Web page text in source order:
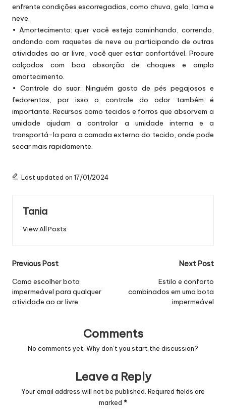
enfrente condições escorregadias, como chuva, gelo, lama e
neve.
• Amortecimento: quer você esteja caminhando, correndo,
andando com raquetes de neve ou participando de outras
atividades ao ar livre, você quer estar confortável. Procure
calçados com boa absorção de choques e amplo
amortecimento.
• Controle do suor: Ninguém gosta de pés pegajosos e
fedorentos, por isso o controle do odor também é
importante. Recursos como tecidos e forros que absorvem a
umidade ajudam a controlar a umidade interna e a
transportá-la para a camada externa do tecido, onde pode
secar mais rapidamente.
Last updated on 17/01/2024
Tania
View All Posts
Post
navigation
Previous Post
Como escolher bota
impermeável para qualquer
atividade ao ar livre
Next Post
Estilo e conforto
combinados em uma bota
impermeável
Comments
No comments yet. Why don’t you start the discussion?
Leave a Reply
Your email address will not be published. Required fields are
marked *